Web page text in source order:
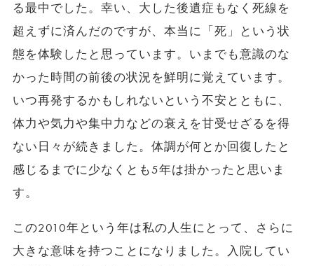
る最中でした。幸い、大した後遺症もなく死線を
超えずに済んだのですが、本当に「死」という状
態を体験したと思っています。いまでも意識のな
かった時間の前後の状況を鮮明に覚えています。
いつ再発するかもしれないという不安とともに、
体力や気力や集中力などの衰えを甘受せざるを得
ない日々が続きました。体調が何とか回復したと
感じるまでに少なくとも5年は掛かったと思いま
す。
この2010年という年は私の人生にとって、さらに
大きな意味を持つことになりました。入院してい